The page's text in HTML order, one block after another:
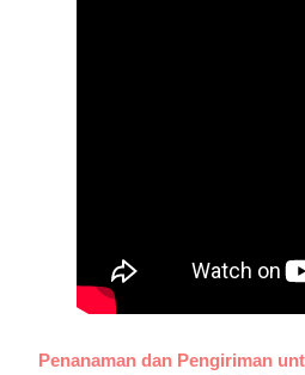
Penanaman dan Pengiriman